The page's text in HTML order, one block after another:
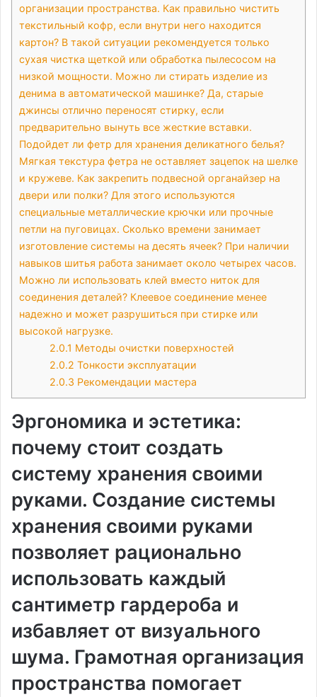
организации пространства. Как правильно чистить
текстильный кофр, если внутри него находится
картон? В такой ситуации рекомендуется только
сухая чистка щеткой или обработка пылесосом на
низкой мощности. Можно ли стирать изделие из
денима в автоматической машинке? Да, старые
джинсы отлично переносят стирку, если
предварительно вынуть все жесткие вставки.
Подойдет ли фетр для хранения деликатного белья?
Мягкая текстура фетра не оставляет зацепок на шелке
и кружеве. Как закрепить подвесной органайзер на
двери или полки? Для этого используются
специальные металлические крючки или прочные
петли на пуговицах. Сколько времени занимает
изготовление системы на десять ячеек? При наличии
навыков шитья работа занимает около четырех часов.
Можно ли использовать клей вместо ниток для
соединения деталей? Клеевое соединение менее
надежно и может разрушиться при стирке или
высокой нагрузке.
2.0.1 Методы очистки поверхностей
2.0.2 Тонкости эксплуатации
2.0.3 Рекомендации мастера
Эргономика и эстетика:
почему стоит создать
систему хранения своими
руками. Создание системы
хранения своими руками
позволяет рационально
использовать каждый
сантиметр гардероба и
избавляет от визуального
шума. Грамотная организация
пространства помогает